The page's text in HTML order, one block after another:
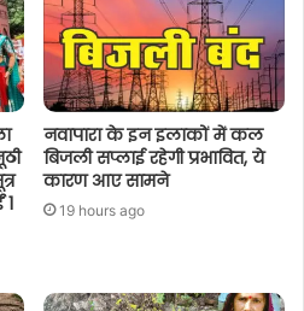
नवापारा के इन इलाकों में कल
बिजली सप्लाई रहेगी प्रभावित, ये
कारण आए सामने
19 hours ago